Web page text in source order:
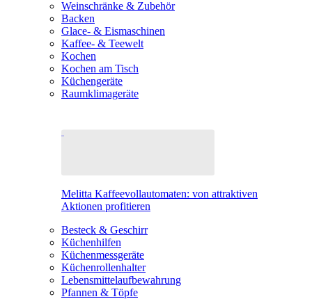
Weinschränke & Zubehör
Backen
Glace- & Eismaschinen
Kaffee- & Teewelt
Kochen
Kochen am Tisch
Küchengeräte
Raumklimageräte
Melitta Kaffeevollautomaten: von attraktiven
Aktionen profitieren
Besteck & Geschirr
Küchenhilfen
Küchenmessgeräte
Küchenrollenhalter
Lebensmittelaufbewahrung
Pfannen & Töpfe